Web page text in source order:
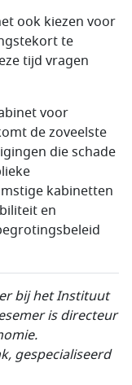
ook kiezen voor
te
tijd vragen
voor
de zoveelste
die schade
kabinetten
en
bij het Instituut
is directeur
gespecialiseerd